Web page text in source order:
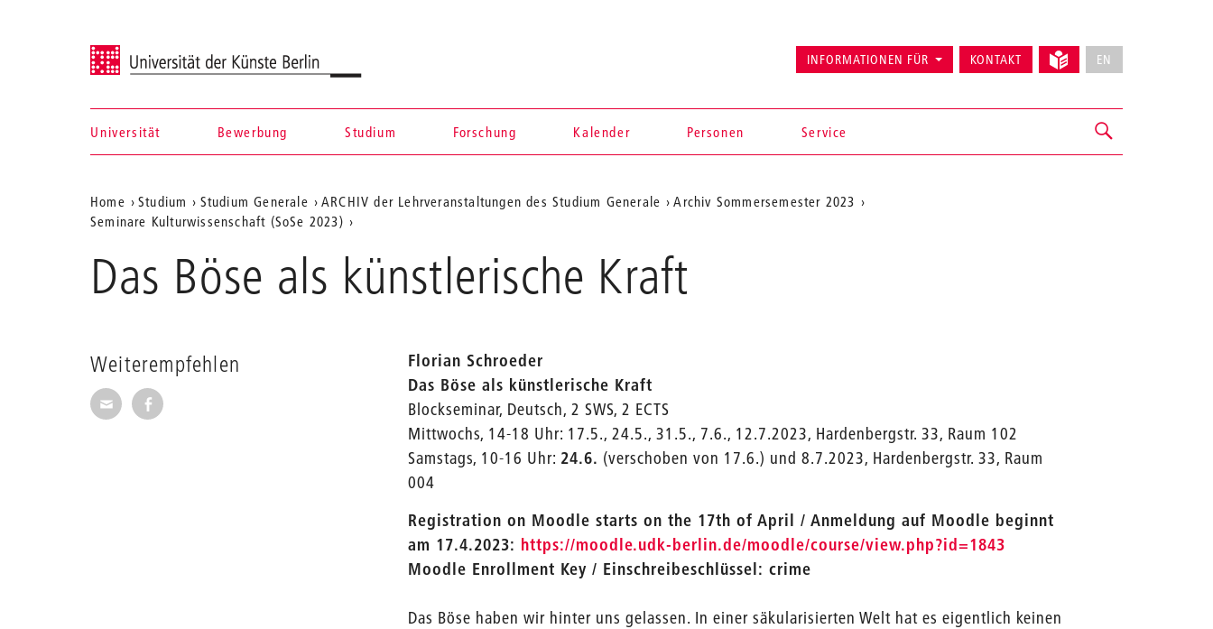
Universität der Künste Berlin
Navigation &
Suche
Universität Bewerbung Studium Forschung Kalender Personen Service
INFORMATIONEN FÜR KONTAKT EN
Aktuelle
Position
auf
der
Home Studium Studium Generale ARCHIV der Lehrveranstaltungen des Studium Generale
Archiv Sommersemester 2023
Seminare Kulturwissenschaft (SoSe 2023)
Das Böse als künstlerische Kraft
Weiterempfehlen
Seite per E-Mail weiterempfehlen
Seite auf Facebook weiterempfehlen
Florian Schroeder
Das Böse als künstlerische Kraft
Blockseminar, Deutsch, 2 SWS, 2 ECTS
Mittwochs, 14-18 Uhr: 17.5., 24.5., 31.5., 7.6., 12.7.2023, Hardenbergstr. 33, Raum 102
Samstags, 10-16 Uhr: 24.6. (verschoben von 17.6.) und 8.7.2023, Hardenbergstr. 33, Raum
004
Registration on Moodle starts on the 17th of April / Anmeldung auf Moodle beginnt
am 17.4.2023: https://moodle.udk-berlin.de/moodle/course/view.php?id=1843
Moodle Enrollment Key / Einschreibeschlüssel: crime
Das Böse haben wir hinter uns gelassen. In einer säkularisierten Welt hat es eigentlich keinen